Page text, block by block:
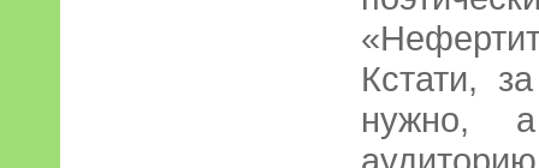
Кстати,
нужно,